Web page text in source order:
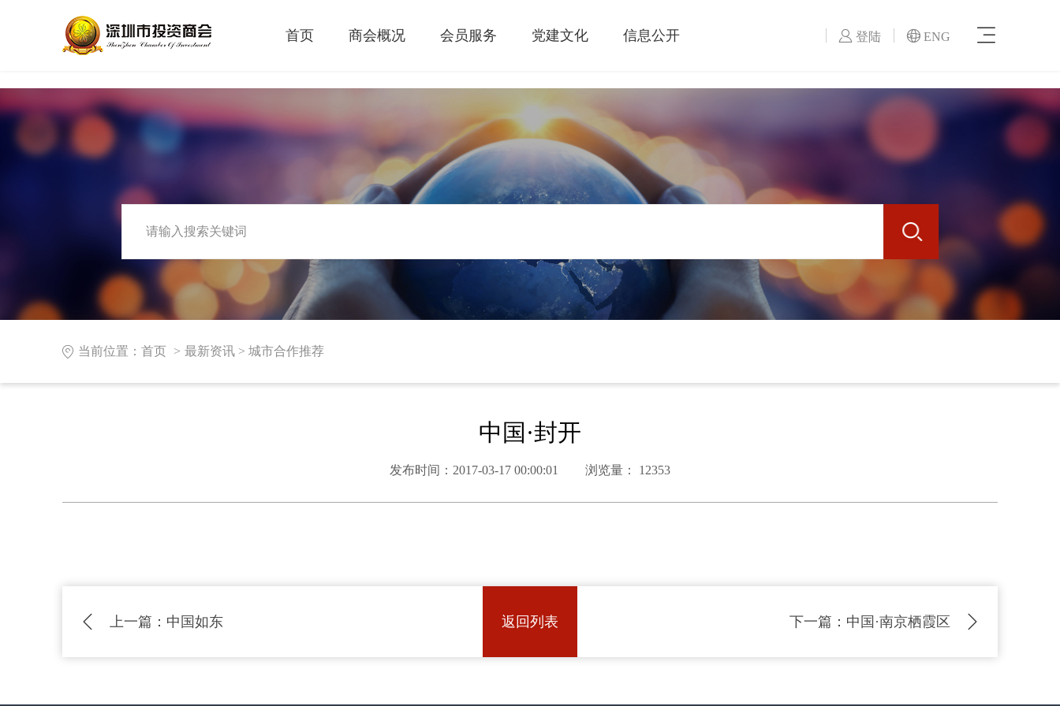
首页 商会概况 会员服务 党建文化 信息公开 ENG
 登陆 
当前位置：首页 最新资讯 >城市合作推荐
中国·封开
发布时间： 2017-03-17 00:00:01 浏览量： 12353
 上一篇： 中国如东 
下一篇： 中国·南京栖霞区
返回列表